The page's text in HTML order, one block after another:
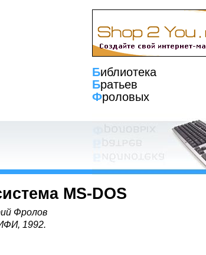
Библиотека
Братьев
Фроловых
MS-DOS
Фролов
1992.